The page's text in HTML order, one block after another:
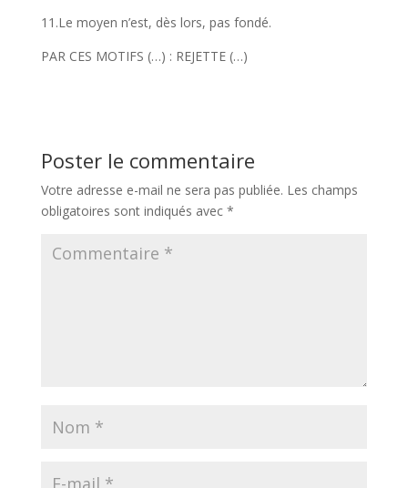
11.Le moyen n’est, dès lors, pas fondé.
PAR CES MOTIFS (…) : REJETTE (…)
Poster le commentaire
Votre adresse e-mail ne sera pas publiée. Les champs
obligatoires sont indiqués avec *